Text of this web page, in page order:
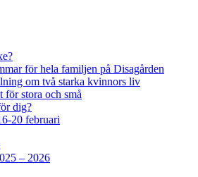
för hela familjen på Disagården
om två starka kvinnors liv
för stora och små
dig?
20 februari
– 2026